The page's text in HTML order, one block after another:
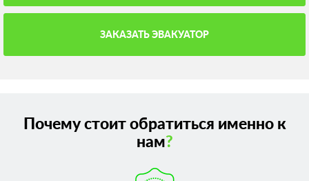
ЗАКАЗАТЬ ЭВАКУАТОР
Почему стоит обратиться именно к
нам?